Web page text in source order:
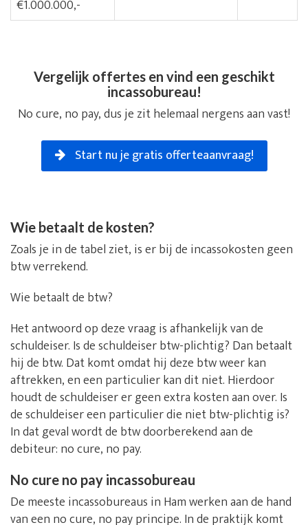
€1.000.000,-
Vergelijk offertes en vind een geschikt
incassobureau!
No cure, no pay, dus je zit helemaal nergens aan vast!
Start nu je gratis offerteaanvraag!
Wie betaalt de kosten?
Zoals je in de tabel ziet, is er bij de incassokosten geen
btw verrekend.
Wie betaalt de btw?
Het antwoord op deze vraag is afhankelijk van de
schuldeiser. Is de schuldeiser btw-plichtig? Dan betaalt
hij de btw. Dat komt omdat hij deze btw weer kan
aftrekken, en een particulier kan dit niet. Hierdoor
houdt de schuldeiser er geen extra kosten aan over. Is
de schuldeiser een particulier die niet btw-plichtig is?
In dat geval wordt de btw doorberekend aan de
debiteur: no cure, no pay.
No cure no pay incassobureau
De meeste incassobureaus in Ham werken aan de hand
van een no cure, no pay principe. In de praktijk komt